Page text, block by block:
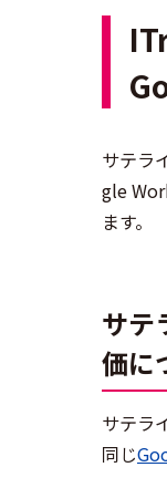
サテラ
gle
ます。
サテ
価に
サテラ
同じ